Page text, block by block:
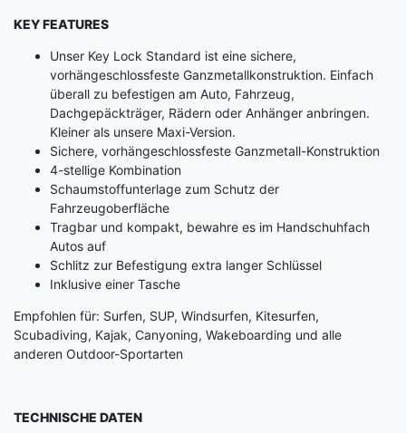
KEY FEATURES
Unser Key Lock Standard ist eine sichere,
vorhängeschlossfeste Ganzmetallkonstruktion. Einfach
überall zu befestigen am Auto, Fahrzeug,
Dachgepäckträger, Rädern oder Anhänger anbringen.
Kleiner als unsere Maxi-Version.
Sichere, vorhängeschlossfeste Ganzmetall-Konstruktion
4-stellige Kombination
Schaumstoffunterlage zum Schutz der
Fahrzeugoberfläche
Tragbar und kompakt, bewahre es im Handschuhfach
Autos auf
Schlitz zur Befestigung extra langer Schlüssel
Inklusive einer Tasche
Empfohlen für: Surfen, SUP, Windsurfen, Kitesurfen,
Scubadiving, Kajak, Canyoning, Wakeboarding und alle
anderen Outdoor-Sportarten
TECHNISCHE DATEN